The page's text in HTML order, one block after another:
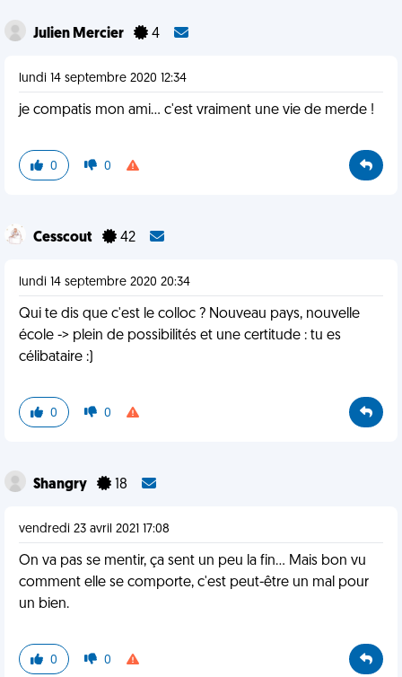
Julien Mercier 4
lundi 14 septembre 2020 12:34
je compatis mon ami... c'est vraiment une vie de merde !
0 0
Cesscout 42
lundi 14 septembre 2020 20:34
Qui te dis que c'est le colloc ? Nouveau pays, nouvelle
école -> plein de possibilités et une certitude : tu es
célibataire :)
0 0
Shangry 18
vendredi 23 avril 2021 17:08
On va pas se mentir, ça sent un peu la fin... Mais bon vu
comment elle se comporte, c'est peut-être un mal pour
un bien.
0 0